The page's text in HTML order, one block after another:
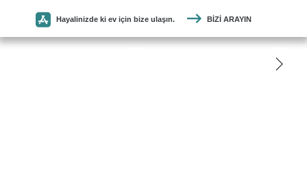
Hayalinizde ki ev için bize ulaşın. BIZI ARAYIN